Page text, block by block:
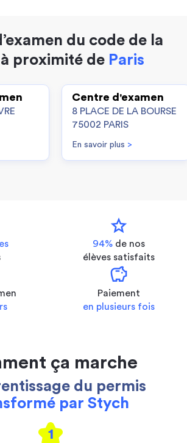
du code de la
proximité de Paris
Centre d'examen
8 PLACE DE LA BOURSE
75002 PARIS
En savoir plus >
star
94% de nos
élèves satisfaits
savings
Paiement
en plusieurs fois
ça marche
du permis
par Stych
1